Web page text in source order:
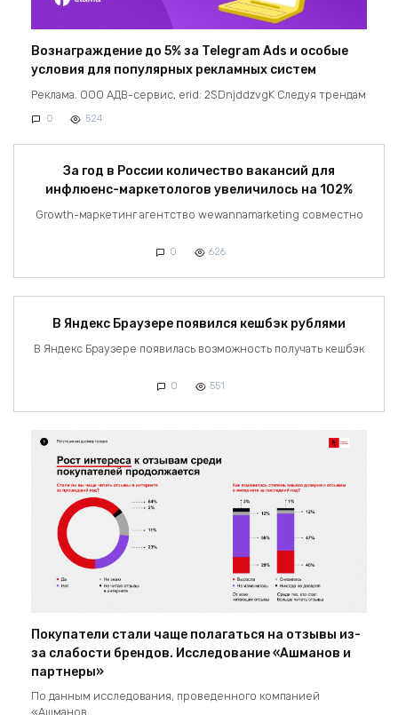
Вознаграждение до 5% за Telegram Ads и особые
условия для популярных рекламных систем
Реклама. ООО АДВ-сервис, erid: 2SDnjddzvgK Следуя трендам
0 524
За год в России количество вакансий для
инфлюенс-маркетологов увеличилось на 102%
Growth-маркетинг агентство wewannamarketing совместно
0 626
В Яндекс Браузере появился кешбэк рублями
В Яндекс Браузере появилась возможность получать кешбэк
0 551
Покупатели стали чаще полагаться на отзывы из-
за слабости брендов. Исследование «Ашманов и
партнеры»
По данным исследования, проведенного компанией
«Ашманов